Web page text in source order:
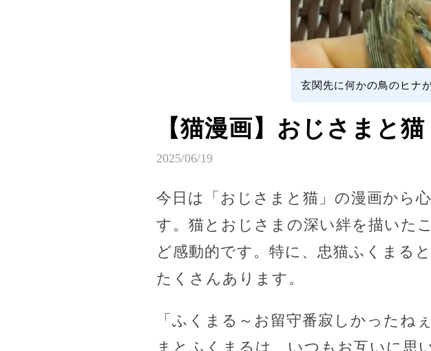
玄関先に何かの鳥のヒナ
【猫漫画】おじさまと
2025/06/19
今日は「おじさまと猫」の漫画から
す。猫とおじさまの深い絆を描いた
ど感動的です。特に、忠猫ふくまる
たくさんあります。
「ふくまる～お留守番寂しかったね
まとふくまるは、いつもお互いに思